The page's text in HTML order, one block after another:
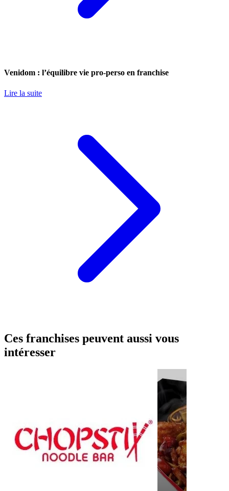
Venidom : l’équilibre vie pro-perso en franchise
Lire la suite
Ces franchises peuvent aussi vous
intéresser